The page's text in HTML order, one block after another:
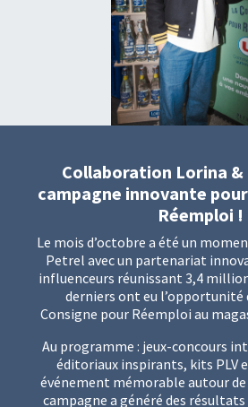
Collaboration Lorina &
campagne innovante
Réemploi !
Le mois d’octobre a été un
Petrel avec un partenariat
influenceurs réunissant 3,4
derniers ont eu l’opportunité
Consigne pour Réemploi au
Au programme : jeux-concours
éditoriaux inspirants, kits PLV
événement mémorable autour
campagne a généré des